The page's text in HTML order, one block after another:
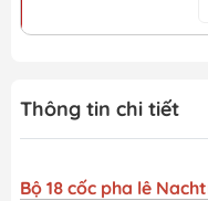
Thông tin chi tiết
Bộ 18 cốc pha lê